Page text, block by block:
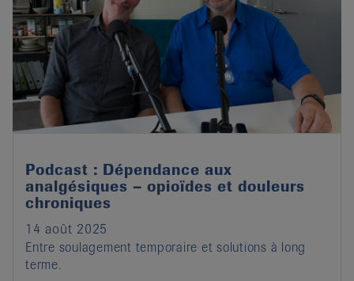
Podcast : Dépendance aux
analgésiques – opioïdes et douleurs
chroniques
14 août 2025
Entre soulagement temporaire et solutions à long
terme.